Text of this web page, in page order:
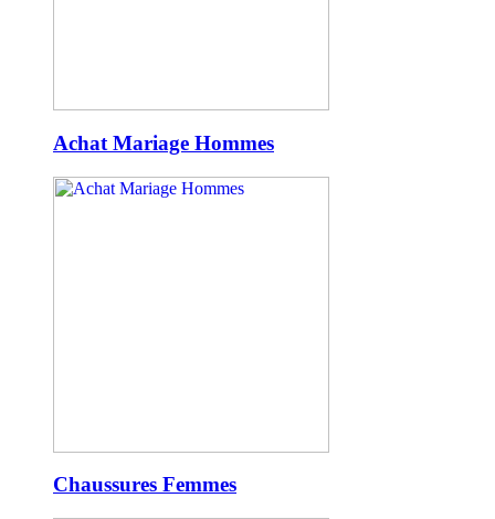
Achat Mariage Hommes
Chaussures Femmes